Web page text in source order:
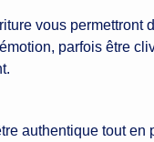
vous
parfois être
authentique tout